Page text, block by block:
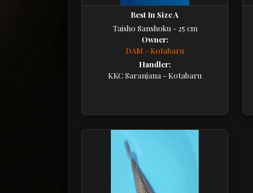
Best In Size A
Taisho Sanshoku - 25 cm
Owner:
DAM - Kotabaru
Handler:
KKC Saranjana - Kotabaru